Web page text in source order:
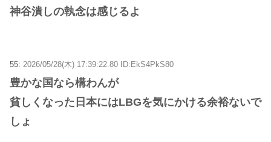
神谷潰しの執念は感じるよ
55: 2026/05/28(木) 17:39:22.80 ID:EkS4PkS80
豊かな国なら構わんが
貧しくなった日本にはLBGを気にかける余裕ないで
しょ